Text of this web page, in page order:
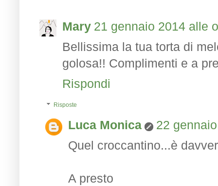
Mary 21 gennaio 2014 alle
Bellissima la tua torta di
golosa!! Complimenti e a
Rispondi
Risposte
Luca Monica
22
Quel croccantino...è
A presto